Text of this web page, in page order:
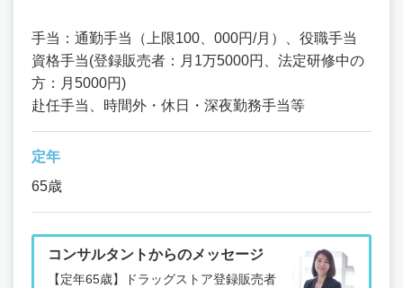
手当：通勤手当（上限100、000円/月）、役職手当
資格手当(登録販売者：月1万5000円、法定研修中の
方：月5000円)
赴任手当、時間外・休日・深夜勤務手当等
定年
65歳
コンサルタントからのメッセージ
【定年65歳】ドラッグストア登録販売者